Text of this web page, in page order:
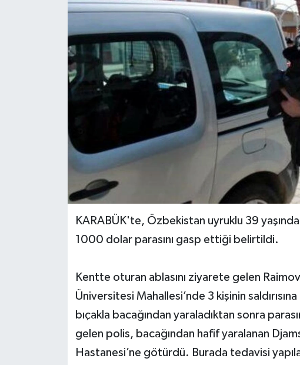
KARABÜK'te, Özbekistan uyruklu 39
1000 dolar parasını gasp ettiği belirtildi.
Kentte oturan ablasını ziyarete gelen
Üniversitesi Mahallesi’nde 3 kişinin
bıçakla bacağından yaraladıktan sonra
gelen polis, bacağından hafif yaralanan
Hastanesi’ne götürdü. Burada tedavisi
Yerel Yönetimler